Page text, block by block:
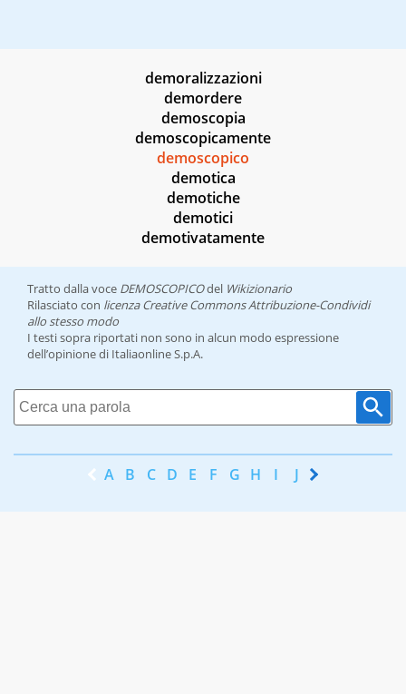
demoralizzazioni
demordere
demoscopia
demoscopicamente
demoscopico
demotica
demotiche
demotici
demotivatamente
Tratto dalla voce DEMOSCOPICOdel Wikizionario
Rilasciato con licenza Creative Commons Attribuzione-Condividi
allo stesso modo
I testi sopra riportati non sono in alcun modo espressione
dell’opinione di Italiaonline S.p.A.
A B C D E F G H I J K